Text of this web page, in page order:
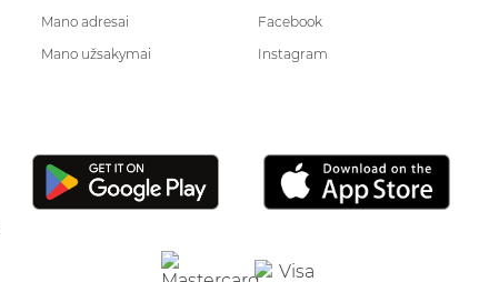
Mano adresai
Mano užsakymai
Facebook
Instagram